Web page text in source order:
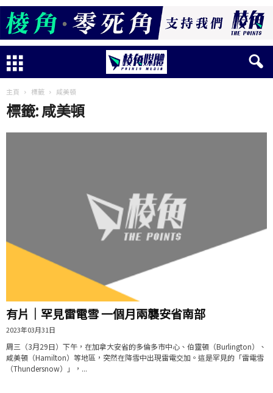
主頁 標籤 咸美頓
標籤: 咸美頓
有片│罕見雷電雪 一個月兩襲安省南部
2023年03月31日
周三（3月29日）下午，在加拿大安省的多倫多市中心、伯靈頓（Burlington）、
咸美頓（Hamilton）等地區，突然在降雪中出現雷電交加。這是罕見的「雷電雪
（Thundersnow）」，...